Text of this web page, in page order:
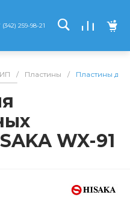
(342) 259-98-21
/ Пластины / Пластины для
WX-91